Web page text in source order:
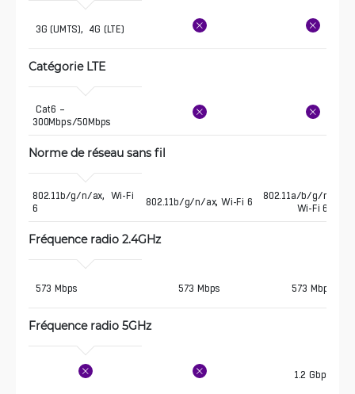
3G (UMTS),  4G (LTE)
Catégorie LTE
300Mbps/50Mbps
Norme de réseau sans fil
802.11b/g/n/ax,  Wi-Fi
6
802.11b/g/n/ax, Wi-Fi 6
802.11a/b/g/n/ac/
Wi-Fi 6
Fréquence radio 2.4GHz
573 Mbps 573 Mbps 573 Mbps
Fréquence radio 5GHz
1.2 Gbps